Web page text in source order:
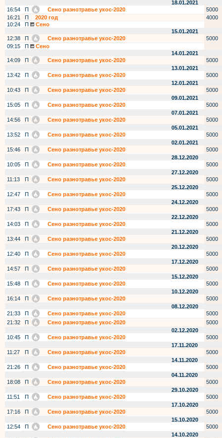
18.01.2021
16:54
П Сено разнотравье укос-2020
5000
16:21
П 2020 год
4000
10:24
П
Сено
15.01.2021
12:38
П Сено разнотравье укос-2020
5000
09:15
П
Сено
14.01.2021
14:09
П Сено разнотравье укос-2020
5000
13.01.2021
13:42
П Сено разнотравье укос-2020
5000
12.01.2021
10:43
П Сено разнотравье укос-2020
5000
09.01.2021
15:05
П Сено разнотравье укос-2020
5000
07.01.2021
14:56
П Сено разнотравье укос-2020
5000
05.01.2021
13:52
П Сено разнотравье укос-2020
5000
02.01.2021
15:46
П Сено разнотравье укос-2020
5000
28.12.2020
10:05
П Сено разнотравье укос-2020
5000
27.12.2020
11:13
П Сено разнотравье укос-2020
5000
25.12.2020
12:47
П Сено разнотравье укос-2020
5000
24.12.2020
17:43
П Сено разнотравье укос-2020
5000
22.12.2020
14:03
П Сено разнотравье укос-2020
5000
21.12.2020
13:44
П Сено разнотравье укос-2020
5000
20.12.2020
12:40
П Сено разнотравье укос-2020
5000
17.12.2020
14:57
П Сено разнотравье укос-2020
5000
15.12.2020
15:48
П Сено разнотравье укос-2020
5000
10.12.2020
16:14
П Сено разнотравье укос-2020
5000
08.12.2020
21:33
П Сено разнотравье укос-2020
5000
21:32
П Сено разнотравье укос-2020
5000
02.12.2020
10:45
П Сено разнотравье укос-2020
5000
17.11.2020
11:27
П Сено разнотравье укос-2020
5000
14.11.2020
21:26
П Сено разнотравье укос-2020
5000
04.11.2020
18:08
П Сено разнотравье укос-2020
5000
29.10.2020
11:51
П Сено разнотравье укос-2020
5000
17.10.2020
17:16
П Сено разнотравье укос-2020
5000
15.10.2020
12:54
П Сено разнотравье укос-2020
5000
14.10.2020